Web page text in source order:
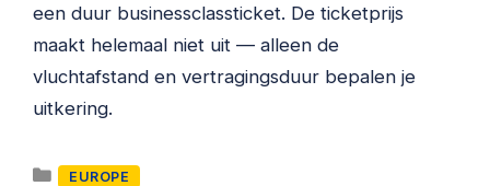
een duur businessclassticket. De ticketprijs
maakt helemaal niet uit — alleen de
vluchtafstand en vertragingsduur bepalen je
uitkering.
Categorieën
EUROPE